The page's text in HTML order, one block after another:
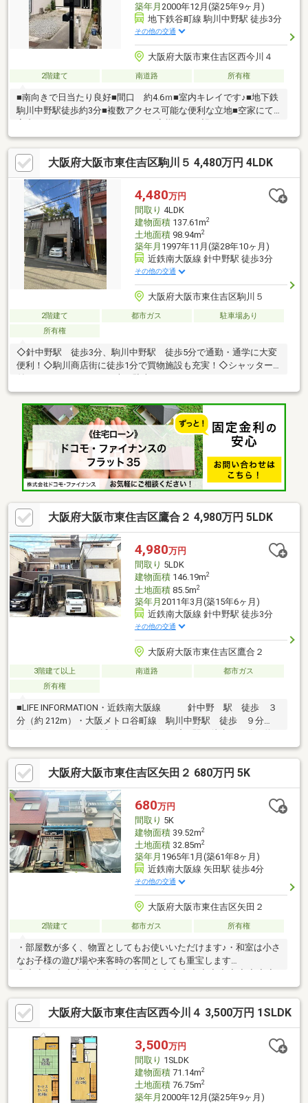
築年月 2000年12月(築25年9ヶ月)
地下鉄谷町線 駒川中野駅 徒歩3分
その他の交通
大阪府大阪市東住吉区西今川４
2階建て 南道路 所有権
■南向きで日当たり良好■間口 約4.6ｍ■室内キレイです♪■地下鉄
駒川中野駅徒歩約3分■複数アクセス可能な便利な立地■空家にて
い、物件を一緒にお選びしたいと思っております！大事なマイホ
ームのお探し全力でお手伝いさせて頂きます♪ローン、リフォーム
のご相談など、何でもお気軽にご連絡下さい！即日内覧も可能で
す♪ご連絡おまちしております
大阪府大阪市東住吉区駒川５ 4,480万円 4LDK
4,480万円
間取り 4LDK
建物面積137.61m2
土地面積98.94m2
築年月 1997年11月(築28年10ヶ月)
近鉄南大阪線 針中野駅 徒歩3分
その他の交通
大阪府大阪市東住吉区駒川５
2階建て 都市ガス
駐車場あり
所有権
◇針中野駅 徒歩3分、駒川中野駅 徒歩5分で通勤・通学に大変
便利！◇駒川商店街に徒歩1分で買物施設も充実！◇シャッター
大阪府大阪市東住吉区鷹合２ 4,980万円 5LDK
4,980万円
間取り 5LDK
建物面積146.19m2
土地面積85.5m2
築年月 2011年3月(築15年6ヶ月)
近鉄南大阪線 針中野駅 徒歩3分
その他の交通
大阪府大阪市東住吉区鷹合２
3階建て以上 南道路
都市ガス
所有権
■LIFE INFORMATION・近鉄南大阪線 針中野 駅 徒歩 ３
分（約 212m）・大阪メトロ谷町線 駒川中野駅 徒歩 ９分
1649m）
大阪府大阪市東住吉区矢田２ 680万円 5K
680万円
間取り 5K
建物面積39.52m2
土地面積32.85m2
築年月 1965年1月(築61年8ヶ月)
近鉄南大阪線 矢田駅 徒歩4分
その他の交通
大阪府大阪市東住吉区矢田２
2階建て 都市ガス 所有権
・部屋数が多く、物置としてもお使いいただけます♪・和室は小さ
なお子様の遊び場や来客時の客間としても重宝します
～内覧予約受付中です！お気軽にお問い合わせ下さい♪※他社様が
ネット掲載中の物件も同時に紹介・案内可能です。併せて内覧を
希望される際は、お問合せ時にお申し付け下さい。※写真の家具
等の調度品は対象に含まれていません。＜学校＞大阪市立矢田小
学校大阪市立矢田南中学校
大阪府大阪市東住吉区西今川４ 3,500万円 1SLDK
3,500万円
間取り 1SLDK
建物面積71.14m2
土地面積76.75m2
築年月 2000年12月(築25年9ヶ月)